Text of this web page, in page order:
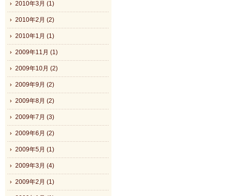
2010年3月 (1)
2010年2月 (2)
2010年1月 (1)
2009年11月 (1)
2009年10月 (2)
2009年9月 (2)
2009年8月 (2)
2009年7月 (3)
2009年6月 (2)
2009年5月 (1)
2009年3月 (4)
2009年2月 (1)